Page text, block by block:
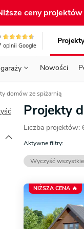
ceny projektów
opinii Google
Nowości
garażydo 70 m²
wszystkie kategorie
1
Działka
ETAP 2
domów ze spiżarnią
Projekty
Liczba projektów:
Aktywne filtry:
Wyczyść wszystkie
NIŻSZA CENA 🔥